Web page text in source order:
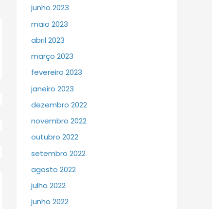
junho 2023
maio 2023
abril 2023
março 2023
fevereiro 2023
janeiro 2023
dezembro 2022
novembro 2022
outubro 2022
setembro 2022
agosto 2022
julho 2022
junho 2022